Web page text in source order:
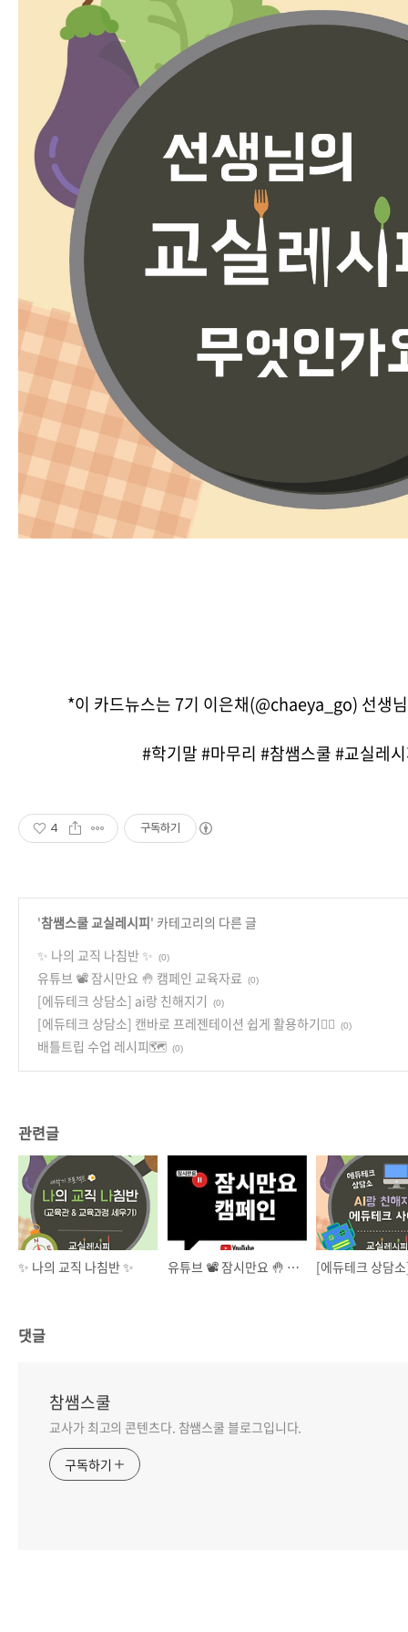
*이 카드뉴스는 7기 이은채(@chaeya_go) 선생
#학기말 #마무리 #참쌤스쿨 #교실레
4 구독하기
'참쌤스쿨 교실레시피' 카테고리의 다른 글
✨ 나의 교직 나침반 ✨
(0)
유튜브 📽️ 잠시만요 🤚 캠페인 교육자료 (0)
[에듀테크 상담소] ai랑 친해지기 (0)
[에듀테크 상담소] 캔바로 프레젠테이션 쉽게 활용하기✌🏻 (0)
배틀트립 수업 레시피🗺️ (0)
관련글
✨ 나의 교직 나침반 ✨ 유튜브 📽️ 잠시만요 🤚 캠페인 교육자료
댓글
참쌤스쿨
교사가 최고의 콘텐츠다. 참쌤스쿨 블로그입니다.
구독하기